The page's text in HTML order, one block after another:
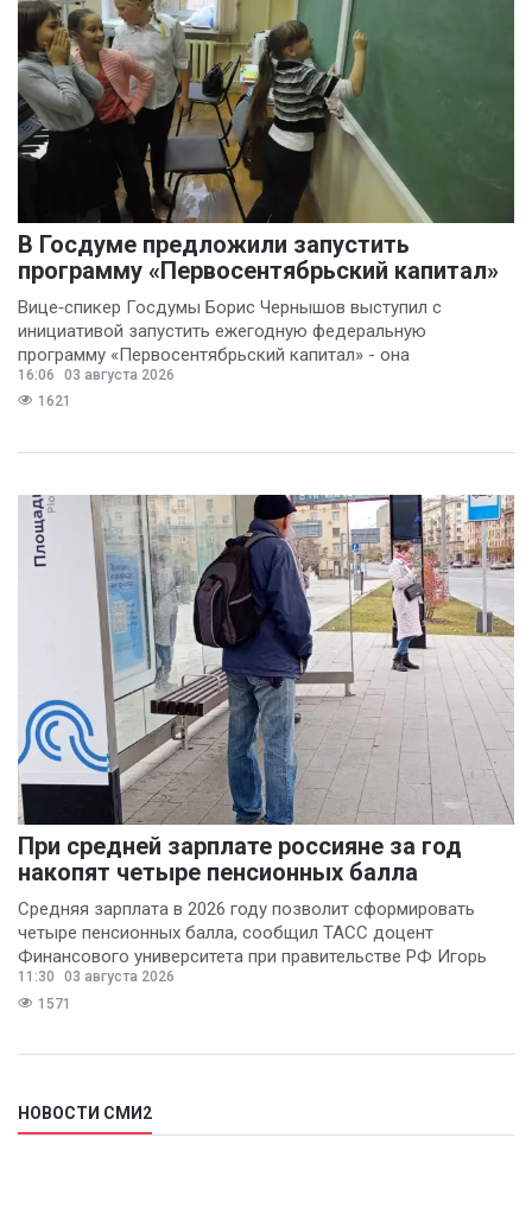
В Госдуме предложили запустить
программу «Первосентябрьский капитал»
Вице‑спикер Госдумы Борис Чернышов выступил с
инициативой запустить ежегодную федеральную
программу «Первосентябрьский капитал» - она
предполагает
16:06
03 августа 2026
1621
При средней зарплате россияне за год
накопят четыре пенсионных балла
Средняя зарплата в 2026 году позволит сформировать
четыре пенсионных балла, сообщил ТАСС доцент
Финансового университета при правительстве РФ Игорь
Балынин.
11:30
03 августа 2026
1571
НОВОСТИ СМИ2